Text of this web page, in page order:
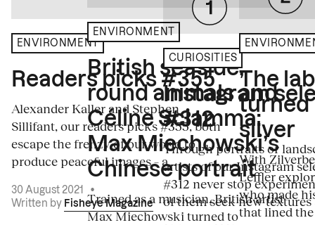
ENVIRONMENT
Readers picks #355
Alexander Kaller and Stephen
Sillifant, our readers picks #355, both
escape the frenzy of our world to
produce peaceful images – a...
30 August 2021
•
Written by Fisheye Magazine
ENVIRONMENT
British seaside,
round animals and
Céline Sciamma:
Max Miechowski’s
Chinese portrait
Trained as a musician, British artist
Max Miechowski turned to
CURIOSITIES
Instagram
#312
Through portraits or
artists of our Instagram
#312 never stop
of them seek new textures
The
turned
silver
With
Leffler
who made
that lined